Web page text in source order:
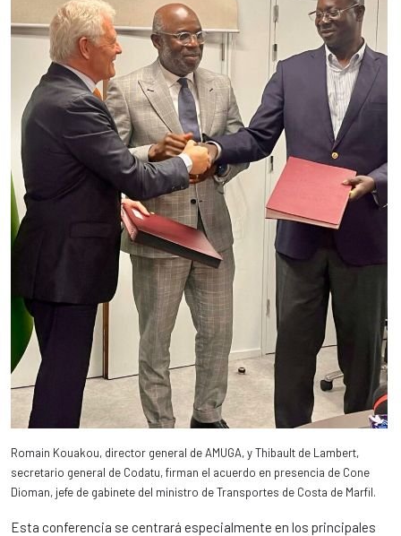
Romain Kouakou, director general de AMUGA, y Thibault de Lambert,
secretario general de Codatu, firman el acuerdo en presencia de Cone
Dioman, jefe de gabinete del ministro de Transportes de Costa de Marfil.
Esta conferencia se centrará especialmente en los principales